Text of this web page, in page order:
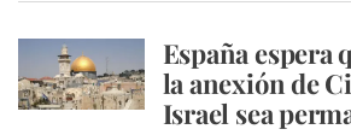
España espera
la anexión de
Israel sea